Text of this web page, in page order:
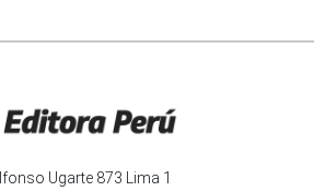
Ugarte 873 Lima 1